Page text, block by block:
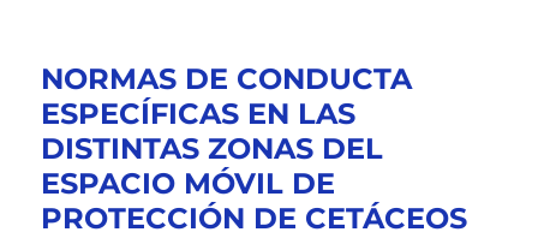
NORMAS DE CONDUCTA
ESPECÍFICAS EN LAS
DISTINTAS ZONAS DEL
ESPACIO MÓVIL DE
PROTECCIÓN DE CETÁCEOS